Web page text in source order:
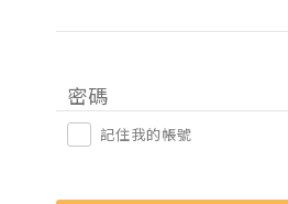
密碼
記住我的帳號